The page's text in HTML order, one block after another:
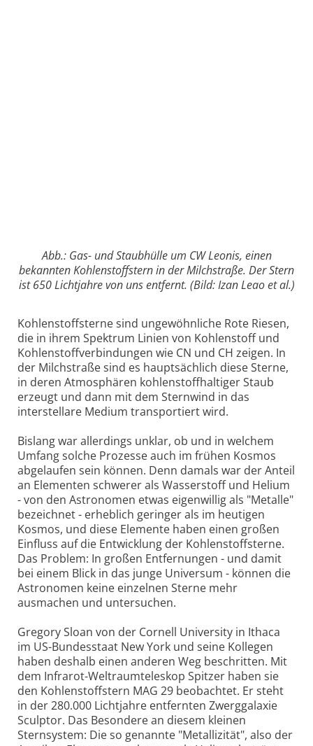
Abb.: Gas- und Staubhülle um CW Leonis, einen
bekannten Kohlenstoffstern in der Milchstraße. Der Stern
ist 650 Lichtjahre von uns entfernt. (Bild: Izan Leao et al.)
Kohlenstoffsterne sind ungewöhnliche Rote Riesen,
die in ihrem Spektrum Linien von Kohlenstoff und
Kohlenstoffverbindungen wie CN und CH zeigen. In
der Milchstraße sind es hauptsächlich diese Sterne,
in deren Atmosphären kohlenstoffhaltiger Staub
erzeugt und dann mit dem Sternwind in das
interstellare Medium transportiert wird.
Bislang war allerdings unklar, ob und in welchem
Umfang solche Prozesse auch im frühen Kosmos
abgelaufen sein können. Denn damals war der Anteil
an Elementen schwerer als Wasserstoff und Helium
- von den Astronomen etwas eigenwillig als "Metalle"
bezeichnet - erheblich geringer als im heutigen
Kosmos, und diese Elemente haben einen großen
Einfluss auf die Entwicklung der Kohlenstoffsterne.
Das Problem: In großen Entfernungen - und damit
bei einem Blick in das junge Universum - können die
Astronomen keine einzelnen Sterne mehr
ausmachen und untersuchen.
Gregory Sloan von der Cornell University in Ithaca
im US-Bundesstaat New York und seine Kollegen
haben deshalb einen anderen Weg beschritten. Mit
dem Infrarot-Weltraumteleskop Spitzer haben sie
den Kohlenstoffstern MAG 29 beobachtet. Er steht
in der 280.000 Lichtjahre entfernten Zwerggalaxie
Sculptor. Das Besondere an diesem kleinen
Sternsystem: Die so genannte "Metallizität", also der